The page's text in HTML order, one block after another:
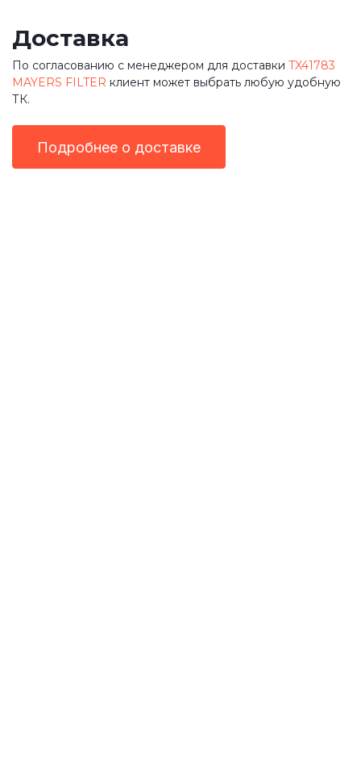
Доставка
По согласованию с менеджером для доставки TX41783
MAYERS FILTER клиент может выбрать любую удобную
ТК.
Подробнее о доставке